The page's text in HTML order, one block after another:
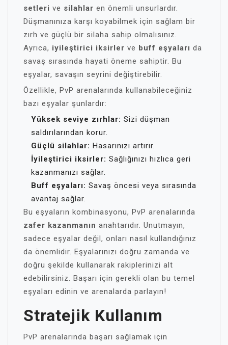
setleri ve silahlar en önemli unsurlardır.
Düşmanınıza karşı koyabilmek için sağlam bir
zırh ve güçlü bir silaha sahip olmalısınız.
Ayrıca, iyileştirici iksirler ve buff eşyaları da
savaş sırasında hayati öneme sahiptir. Bu
eşyalar, savaşın seyrini değiştirebilir.
Özellikle, PvP arenalarında kullanabileceğiniz
bazı eşyalar şunlardır:
Yüksek seviye zırhlar: Sizi düşman
saldırılarından korur.
Güçlü silahlar: Hasarınızı artırır.
İyileştirici iksirler: Sağlığınızı hızlıca geri
kazanmanızı sağlar.
Buff eşyaları: Savaş öncesi veya sırasında
avantaj sağlar.
Bu eşyaların kombinasyonu, PvP arenalarında
zafer kazanmanın anahtarıdır. Unutmayın,
sadece eşyalar değil, onları nasıl kullandığınız
da önemlidir. Eşyalarınızı doğru zamanda ve
doğru şekilde kullanarak rakiplerinizi alt
edebilirsiniz. Başarı için gerekli olan bu temel
eşyaları edinin ve arenalarda parlayın!
Stratejik Kullanım
PvP arenalarında başarı sağlamak için